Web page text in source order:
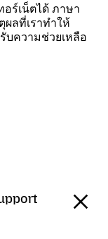
อร์เน็ตได้ ภาษา
ลที่เราทำให้
บความช่วยเหลือ